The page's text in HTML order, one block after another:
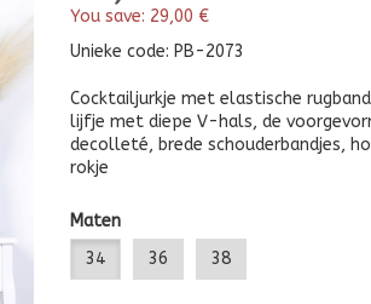
You save: 29,00 €
Unieke code: PB-2073
Cocktailjurkje met elastische
lijfje met diepe V-hals, de
decolleté, brede schouderbandjes,
rokje
Maten
34
36 38